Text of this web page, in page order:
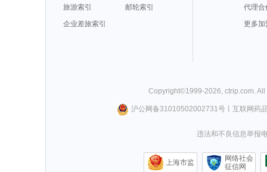
旅游索引
邮轮索引
企业差旅索引
代理合
更多加
Copyright©1999-2026, ctrip.com.
沪公网备31010502002731号丨 互联网药
违法和不良信息举报
上海市监
网络社会
征信网